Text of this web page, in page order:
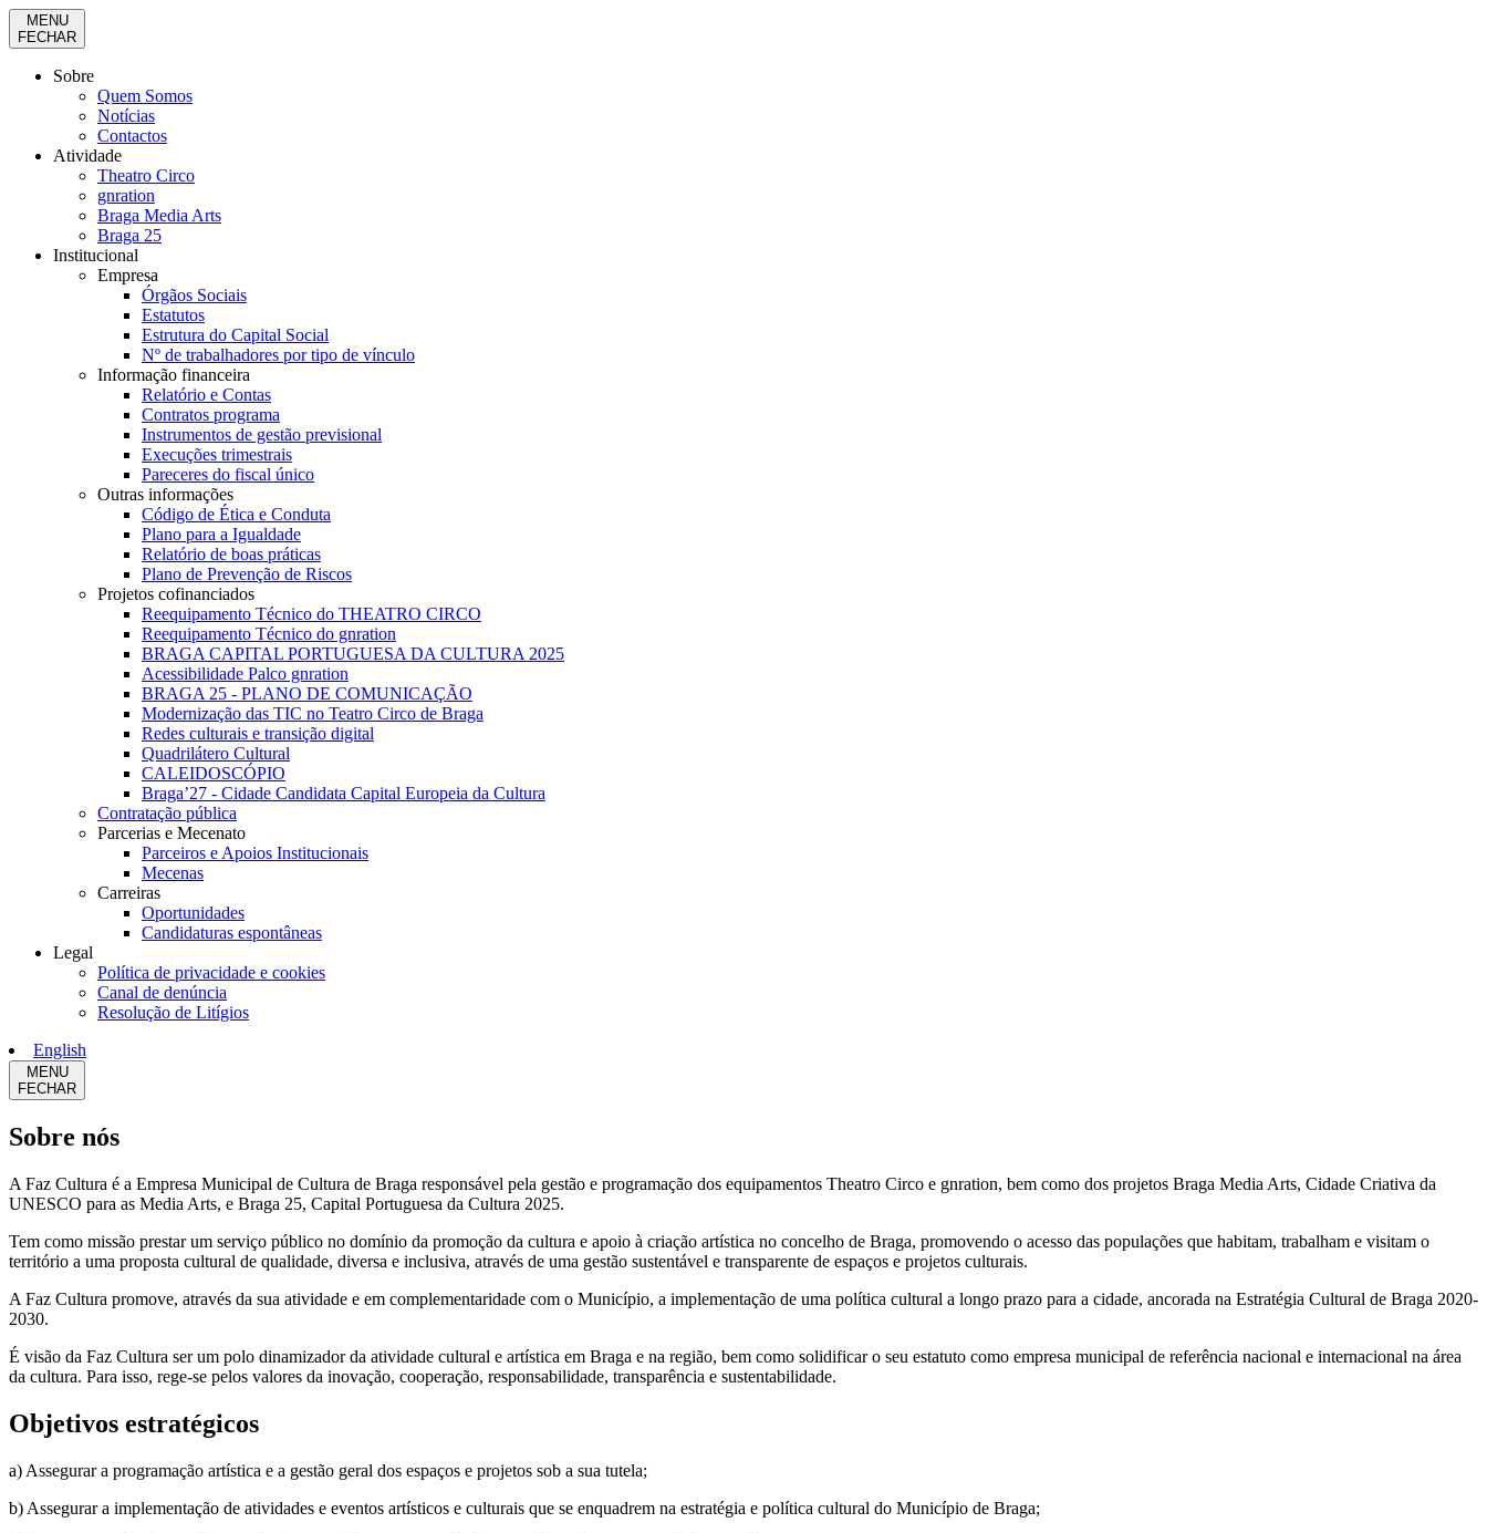
MENU
FECHAR
Sobre
Quem Somos
Notícias
Contactos
Atividade
Theatro Circo
gnration
Braga Media Arts
Braga 25
Institucional
Empresa
Órgãos Sociais
Estatutos
Estrutura do Capital Social
Nº de trabalhadores por tipo de vínculo
Informação financeira
Relatório e Contas
Contratos programa
Instrumentos de gestão previsional
Execuções trimestrais
Pareceres do fiscal único
Outras informações
Código de Ética e Conduta
Plano para a Igualdade
Relatório de boas práticas
Plano de Prevenção de Riscos
Projetos cofinanciados
Reequipamento Técnico do THEATRO CIRCO
Reequipamento Técnico do gnration
BRAGA CAPITAL PORTUGUESA DA CULTURA 2025
Acessibilidade Palco gnration
BRAGA 25 - PLANO DE COMUNICAÇÃO
Modernização das TIC no Teatro Circo de Braga
Redes culturais e transição digital
Quadrilátero Cultural
CALEIDOSCÓPIO
Braga’27 - Cidade Candidata Capital Europeia da Cultura
Contratação pública
Parcerias e Mecenato
Parceiros e Apoios Institucionais
Mecenas
Carreiras
Oportunidades
Candidaturas espontâneas
Legal
Política de privacidade e cookies
Canal de denúncia
Resolução de Litígios
English
MENU
FECHAR
Sobre nós
A Faz Cultura é a Empresa Municipal de Cultura de Braga responsável pela gestão e programação dos equipamentos Theatro Circo e gnration, bem como dos projetos Braga Media Arts, Cidade Criativa da
UNESCO para as Media Arts, e Braga 25, Capital Portuguesa da Cultura 2025.
Tem como missão prestar um serviço público no domínio da promoção da cultura e apoio à criação artística no concelho de Braga, promovendo o acesso das populações que habitam, trabalham e visitam o
território a uma proposta cultural de qualidade, diversa e inclusiva, através de uma gestão sustentável e transparente de espaços e projetos culturais.
A Faz Cultura promove, através da sua atividade e em complementaridade com o Município, a implementação de uma política cultural a longo prazo para a cidade, ancorada na Estratégia Cultural de Braga 2020-
2030.
É visão da Faz Cultura ser um polo dinamizador da atividade cultural e artística em Braga e na região, bem como solidificar o seu estatuto como empresa municipal de referência nacional e internacional na área
da cultura. Para isso, rege-se pelos valores da inovação, cooperação, responsabilidade, transparência e sustentabilidade.
Objetivos estratégicos
a) Assegurar a programação artística e a gestão geral dos espaços e projetos sob a sua tutela;
b) Assegurar a implementação de atividades e eventos artísticos e culturais que se enquadrem na estratégia e política cultural do Município de Braga;